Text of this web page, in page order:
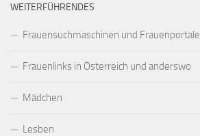
WEITERFÜHRENDES
Frauensuchmaschinen und Frauenportale
Frauenlinks in Österreich und anderswo
Mädchen
Lesben